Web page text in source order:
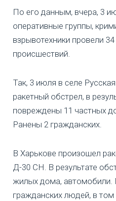
По его данным, вчера, 3
оперативные группы,
взрывотехники провели
происшествий.
Так, 3 июля в селе
ракетный обстрел, в
повреждены 11 частных
Ранены 2 гражданских.
В Харькове произошел
Д-30 СН. В результате
жилых дома, автомобили.
гражданских людей, в том